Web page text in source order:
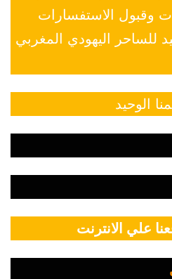
وقبول الاستفسارات
للساحر اليهودي المغربي
الوحيد
علي الانترنت